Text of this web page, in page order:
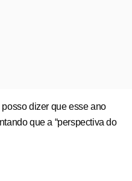
dizer que esse ano
que a “perspectiva do